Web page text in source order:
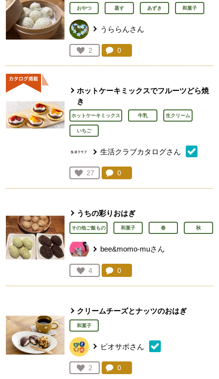
おやつ 蒸す あずき 和菓子
うららんさん
お気に入り登録：
2
人が登録
コメント：
0
ホットケーキミックスでフルーツどら焼
き
ホットケーキミックス 牛乳 生クリーム
いちご
生活クラブカタログさん
お気に入り登録：
27
人が登録
コメント：
0
うちの彩りおはぎ
その他ご飯もの 和菓子 春 秋
bee&momo-muさん
お気に入り登録：
4
人が登録
コメント：
0
クリームチーズとナッツのおはぎ
和菓子
ビオサポさん
お気に入り登録：
2
人が登録
コメント：
0